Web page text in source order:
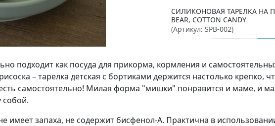
СИЛИКОНОВАЯ ТАРЕЛКА НА
BEAR, COTTON CANDY
(Артикул: SPB-002)
подходит как посуда для прикорма, кормления и
– тарелка детская с бортиками держится настолько крепко,
самостоятельно! Милая форма "мишки" понравится и маме, и
имеет запаха, не содержит бисфенол-А. Практична в